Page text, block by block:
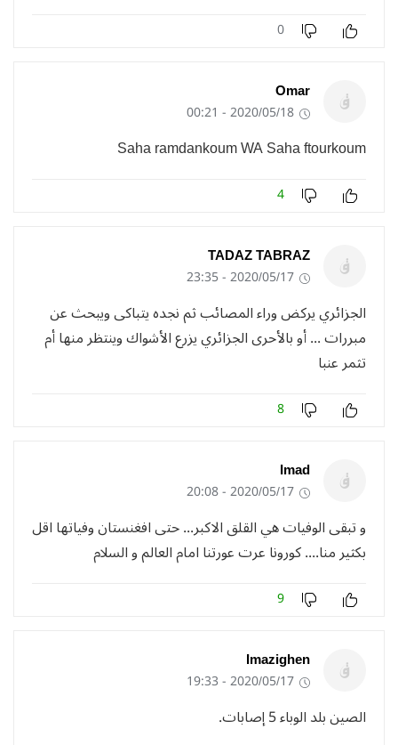
0
Omar
2020/05/18 - 00:21
Saha ramdankoum WA Saha ftourkoum
4
TADAZ TABRAZ
2020/05/17 - 23:35
الجزائري يركض وراء المصائب ثم نجده يتباكى ويبحث عن
مبررات ... أو بالأحرى الجزائري يزرع الأشواك وينتظر منها أم
تثمر عنبا
8
Imad
2020/05/17 - 20:08
و تبقى الوفيات هي القلق الاكبر... حتى افغنستان وفياتها اقل
بكثير منا.... كورونا عرت عورتنا امام العالم و السلام
9
Imazighen
2020/05/17 - 19:33
الصين بلد الوباء 5 إصابات.